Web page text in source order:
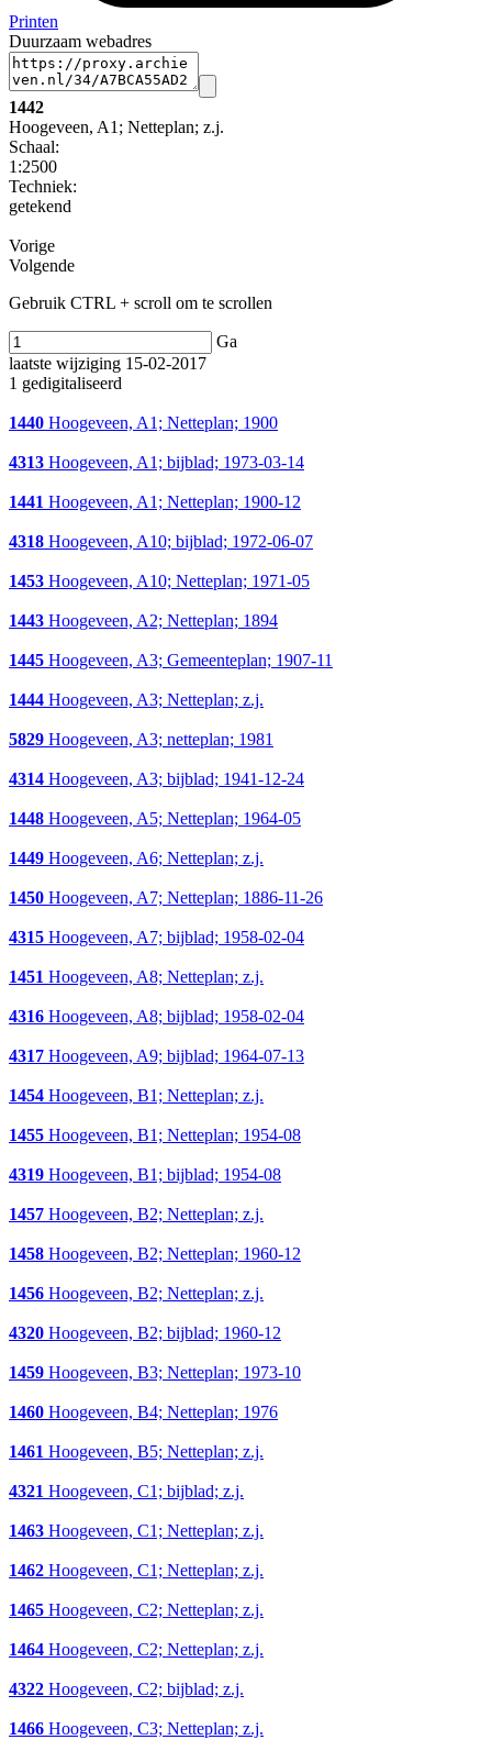
Printen
Duurzaam webadres
1442
Hoogeveen, A1; Netteplan; z.j.
Schaal:
1:2500
Techniek:
getekend
Vorige
Volgende
Gebruik CTRL + scroll om te scrollen
Ga
laatste wijziging 15-02-2017
1 gedigitaliseerd
1440 Hoogeveen, A1; Netteplan; 1900
4313 Hoogeveen, A1; bijblad; 1973-03-14
1441 Hoogeveen, A1; Netteplan; 1900-12
4318 Hoogeveen, A10; bijblad; 1972-06-07
1453 Hoogeveen, A10; Netteplan; 1971-05
1443 Hoogeveen, A2; Netteplan; 1894
1445 Hoogeveen, A3; Gemeenteplan; 1907-11
1444 Hoogeveen, A3; Netteplan; z.j.
5829 Hoogeveen, A3; netteplan; 1981
4314 Hoogeveen, A3; bijblad; 1941-12-24
1448 Hoogeveen, A5; Netteplan; 1964-05
1449 Hoogeveen, A6; Netteplan; z.j.
1450 Hoogeveen, A7; Netteplan; 1886-11-26
4315 Hoogeveen, A7; bijblad; 1958-02-04
1451 Hoogeveen, A8; Netteplan; z.j.
4316 Hoogeveen, A8; bijblad; 1958-02-04
4317 Hoogeveen, A9; bijblad; 1964-07-13
1454 Hoogeveen, B1; Netteplan; z.j.
1455 Hoogeveen, B1; Netteplan; 1954-08
4319 Hoogeveen, B1; bijblad; 1954-08
1457 Hoogeveen, B2; Netteplan; z.j.
1458 Hoogeveen, B2; Netteplan; 1960-12
1456 Hoogeveen, B2; Netteplan; z.j.
4320 Hoogeveen, B2; bijblad; 1960-12
1459 Hoogeveen, B3; Netteplan; 1973-10
1460 Hoogeveen, B4; Netteplan; 1976
1461 Hoogeveen, B5; Netteplan; z.j.
4321 Hoogeveen, C1; bijblad; z.j.
1463 Hoogeveen, C1; Netteplan; z.j.
1462 Hoogeveen, C1; Netteplan; z.j.
1465 Hoogeveen, C2; Netteplan; z.j.
1464 Hoogeveen, C2; Netteplan; z.j.
4322 Hoogeveen, C2; bijblad; z.j.
1466 Hoogeveen, C3; Netteplan; z.j.